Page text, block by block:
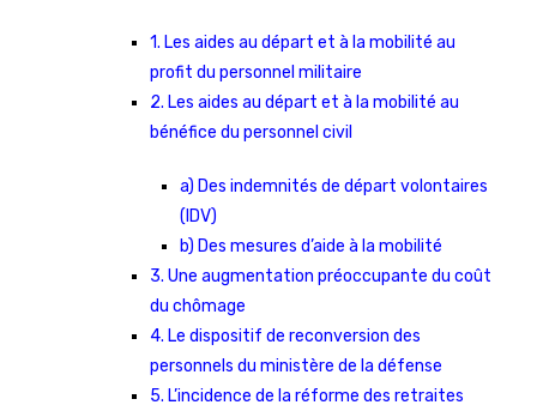
1. Les aides au départ et à la mobilité au
profit du personnel militaire
2. Les aides au départ et à la mobilité au
bénéfice du personnel civil
a) Des indemnités de départ volontaires
(IDV)
b) Des mesures d’aide à la mobilité
3. Une augmentation préoccupante du coût
du chômage
4. Le dispositif de reconversion des
personnels du ministère de la défense
5. L’incidence de la réforme des retraites